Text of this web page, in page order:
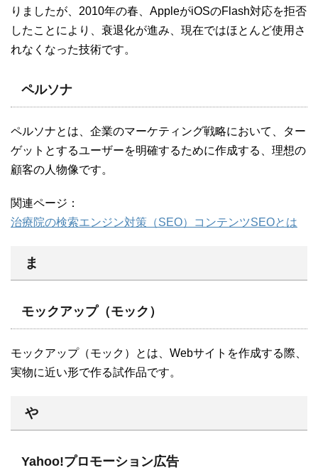
りましたが、2010年の春、AppleがiOSのFlash対応を拒否
したことにより、衰退化が進み、現在ではほとんど使用さ
れなくなった技術です。
ペルソナ
ペルソナとは、企業のマーケティング戦略において、ター
ゲットとするユーザーを明確するために作成する、理想の
顧客の人物像です。
関連ページ：
治療院の検索エンジン対策（SEO）コンテンツSEOとは
ま
モックアップ（モック）
モックアップ（モック）とは、Webサイトを作成する際、
実物に近い形で作る試作品です。
や
Yahoo!プロモーション広告